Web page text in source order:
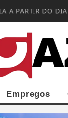
A PARTIR DO DIA
Empregos